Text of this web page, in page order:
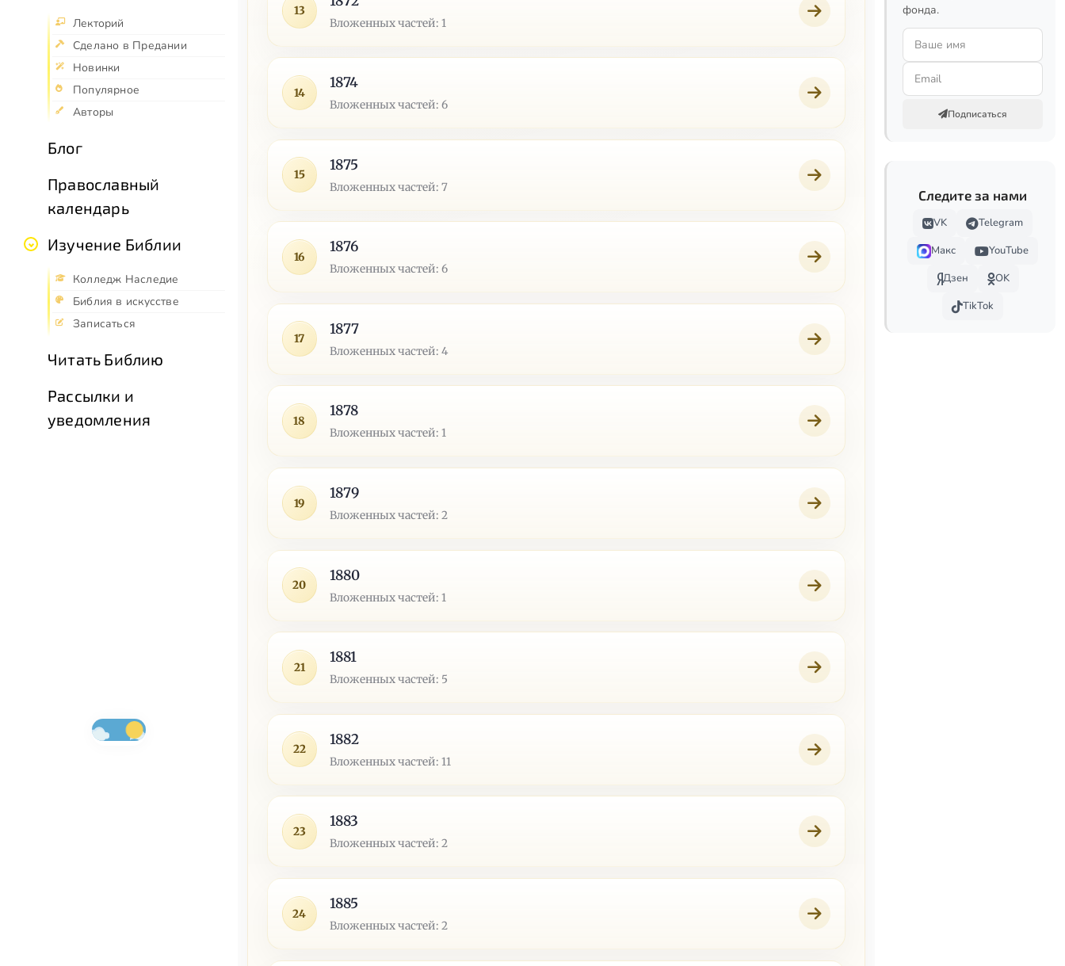
Лекторий
Сделано в Предании
Новинки
Популярное
Авторы
Блог
Православный
календарь
Изучение Библии
Колледж Наследие
Библия в искусстве
Записаться
Читать Библию
Рассылки и
уведомления
13
Вложенных частей: 1
14
1874
Вложенных частей: 6
15
1875
Вложенных частей: 7
16
1876
Вложенных частей: 6
17
1877
Вложенных частей: 4
18
1878
Вложенных частей: 1
19
1879
Вложенных частей: 2
20
1880
Вложенных частей: 1
21
1881
Вложенных частей: 5
22
1882
Вложенных частей: 11
23
1883
Вложенных частей: 2
24
1885
Вложенных частей: 2
фонда.
Подписаться
Следите за нами
VK
Telegram
Макс
YouTube
Дзен
OK
TikTok